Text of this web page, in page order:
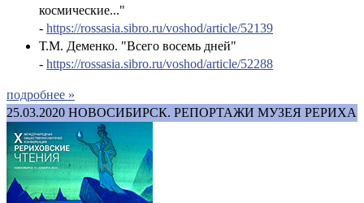
космические..."
- https://rossasia.sibro.ru/voshod/article/52139
Т.М. Деменко. "Всего восемь дней"
- https://rossasia.sibro.ru/voshod/article/52288
подробнее »
25.03.2020 НОВОСИБИРСК. РЕПОРТАЖИ МУЗЕЯ РЕРИХА